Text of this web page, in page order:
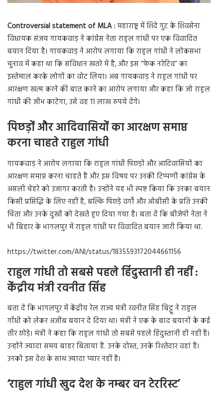
Controversial statement of MLA :महाराष्ट्र में शिंदे गुट के शिवसेना
विधायक संजय गायकवाड़ ने कांग्रेस नेता राहुल गांधी पर एक विवादित
बयान दिया है। गायकवाड़ ने आरोप लगाया कि राहुल गांधी ने लोकसभा
चुनाव में कहा था कि संविधान खतरे में है, और इस “फेक नरेटिव” का
इस्तेमाल करके लोगों का वोट लिया। अब गायकवाड़ ने राहुल गांधी पर
आरक्षण खत्म करने की बात करने का आरोप लगाया और कहा कि जो राहुल
गांधी की जीभ काटेगा, उसे वह 11 लाख रुपये देंगे।
पिछड़ों और आदिवासियों का आरक्षण समाप्त
करना चाहते राहुल गांधी
गायकवाड़ ने आरोप लगाया कि राहुल गांधी पिछड़ों और आदिवासियों का
आरक्षण समाप्त करना चाहते हैं और इस विषय पर उनकी टिप्पणी कांग्रेस के
असली चेहरे को उजागर करती है। उन्होंने यह भी स्पष्ट किया कि उनका बयान
किसी प्रसिद्धि के लिए नहीं है, बल्कि पिछड़े वर्गों और ओबीसी के प्रति उनकी
चिंता और उनके दुखों को देखते हुए दिया गया है। बता दें कि बीजेपी नेता ने
भी बिहार के भागलपुर में राहुल गांधी पर विवादित बयान जारी किया था.
https://twitter.com/ANI/status/1835593172044661156
राहुल गांधी तो सबसे पहले हिंदुस्तानी ही नहीं :
केंद्रीय मंत्री रवनीत सिंह
बता दें कि भागलपुर में केंद्रीय रेल राज्य मंत्री रवनीत सिंह बिट्टू ने राहुल
गाँधी को लेकर अजीब बयान दे दिया था। मंत्री ने एक के बाद बयानों के कई
तीर छोड़े। मंत्री ने कहा कि राहुल गांधी तो सबसे पहले हिंदुस्तानी ही नहीं हैं।
उन्होंने ज्यादा समय बाहर बिताया है. उनके दोस्त, उनके रिश्तेदार वहां हैं।
उनको इस देश के साथ ज्यादा प्यार नहीं है।
‘राहुल गांधी खुद देश के नम्बर वन टेररिस्ट’